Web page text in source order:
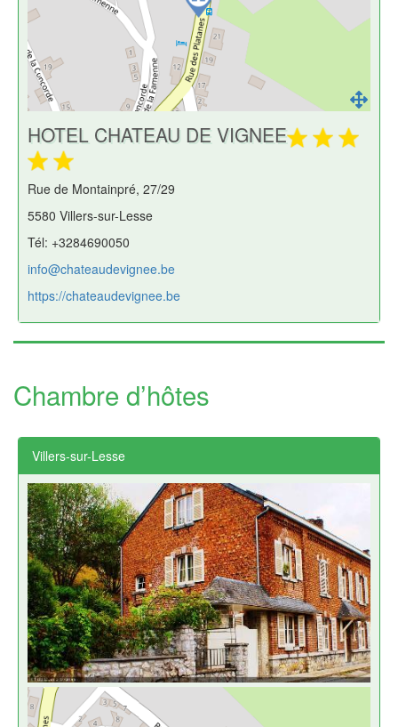
HOTEL CHATEAU DE VIGNEE
Rue de Montainpré, 27/29
5580 Villers-sur-Lesse
Tél: +3284690050
info@chateaudevignee.be
https://chateaudevignee.be
Chambre d’hôtes
Villers-sur-Lesse